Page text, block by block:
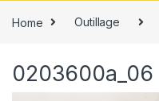
Home Outillage
0203600a_06